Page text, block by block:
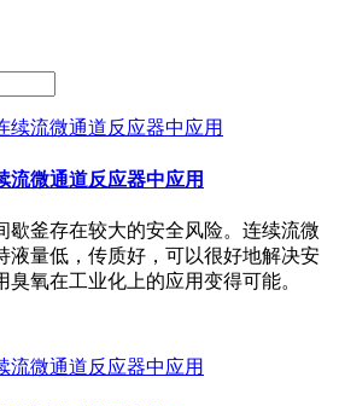
流微通道反应器中应用
歇釜存在较大的安全风险。连续流微
液量低，传质好，可以很好地解决安
臭氧在工业化上的应用变得可能。